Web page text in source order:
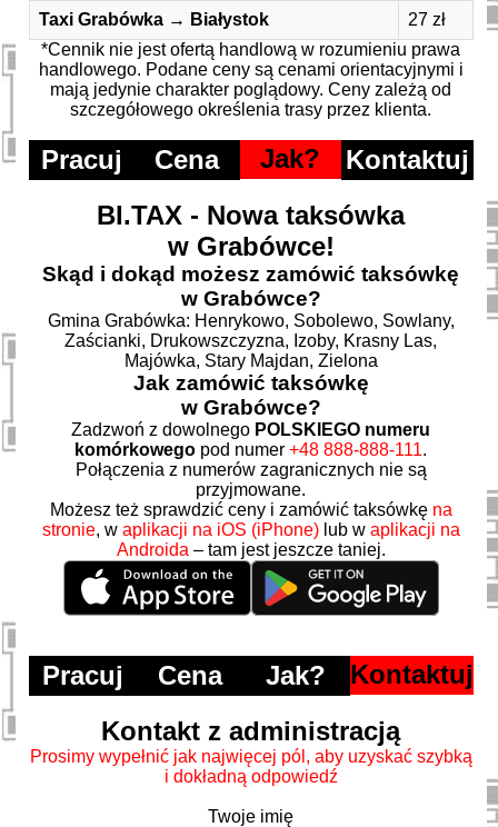
Taxi Grabówka → Białystok
27 zł
*Cennik nie jest ofertą handlową w rozumieniu prawa
handlowego. Podane ceny są cenami orientacyjnymi i
mają jedynie charakter poglądowy. Ceny zależą od
szczegółowego określenia trasy przez klienta.
Pracuj Cena Jak?
Kontaktuj
BI.TAX - Nowa taksówka
w Grabówce!
Skąd i dokąd możesz zamówić taksówkę
w Grabówce?
Gmina Grabówka: Henrykowo, Sobolewo, Sowlany,
Zaścianki, Drukowszczyzna, Izoby, Krasny Las,
Majówka, Stary Majdan, Zielona
Jak zamówić taksówkę
w Grabówce?
Zadzwoń z dowolnego POLSKIEGO numeru
komórkowego pod numer+48 888-888-111.
Połączenia z numerów zagranicznych nie są
przyjmowane.
Możesz też sprawdzić ceny i zamówić taksówkę na
stronie, w aplikacji na iOS (iPhone) lub w aplikacji na
Androida – tam jest jeszcze taniej.
Pracuj Cena Jak?
Kontaktuj
Kontakt z administracją
Prosimy wypełnić jak najwięcej pól, aby uzyskać szybką
i dokładną odpowiedź
Twoje imię